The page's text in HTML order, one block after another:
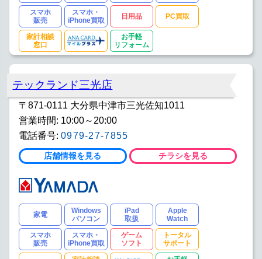
スマホ
販売
スマホ・
iPhone買取
日用品 PC買取
家計相談
窓口
お手軽
リフォーム
テックランド三光店
〒871-0111 大分県中津市三光佐知1011
営業時間: 10:00～20:00
電話番号: 0979-27-7855
店舗情報を見る チラシを見る
家電
Windows
パソコン
iPad
取扱
Apple
Watch
スマホ
販売
スマホ・
iPhone買取
ゲーム
ソフト
トータル
サポート